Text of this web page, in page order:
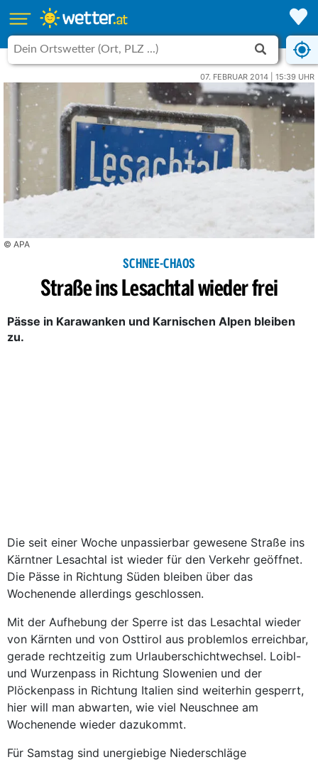
07. FEBRUAR 2014 | 15:39 UHR
© APA
SCHNEE-CHAOS
Straße ins Lesachtal wieder frei
Pässe in Karawanken und Karnischen Alpen bleiben
zu.
Die seit einer Woche unpassierbar gewesene Straße ins
Kärntner Lesachtal ist wieder für den Verkehr geöffnet.
Die Pässe in Richtung Süden bleiben über das
Wochenende allerdings geschlossen.
Mit der Aufhebung der Sperre ist das Lesachtal wieder
von Kärnten und von Osttirol aus problemlos erreichbar,
gerade rechtzeitig zum Urlauberschichtwechsel. Loibl-
und Wurzenpass in Richtung Slowenien und der
Plöckenpass in Richtung Italien sind weiterhin gesperrt,
hier will man abwarten, wie viel Neuschnee am
Wochenende wieder dazukommt.
Für Samstag sind unergiebige Niederschläge